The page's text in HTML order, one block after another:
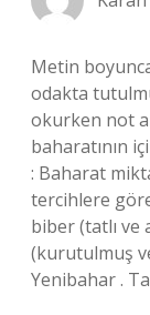
Metin
odakta
okurken not
baharatının
: Baharat
tercihlere
biber (tatlı ve
(kurutulmuş
Yenibahar .